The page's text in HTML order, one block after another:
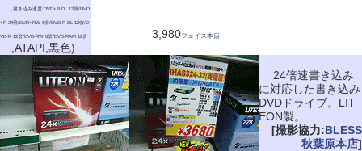
,書き込み速度:DVD+R DL 12倍/DVD
+R 24倍/DVD+RW 8倍/DVD-R DL 12倍/D
VD-R 12倍/DVD-RW 6倍/DVD-RAM 12倍
,ATAPI,黒色)
3,980フェイス本店
24倍速書き込み
に対応した書き込み
DVDドライブ。LIT
EON製。
[撮影協力:BLESS
秋葉原本店]